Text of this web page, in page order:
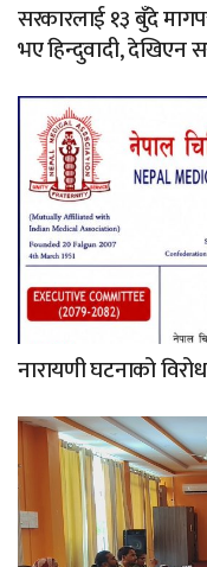
सरकारलाई १३ बुँदे
भए हिन्दुवादी, देखिएन
नारायणी घटनाको